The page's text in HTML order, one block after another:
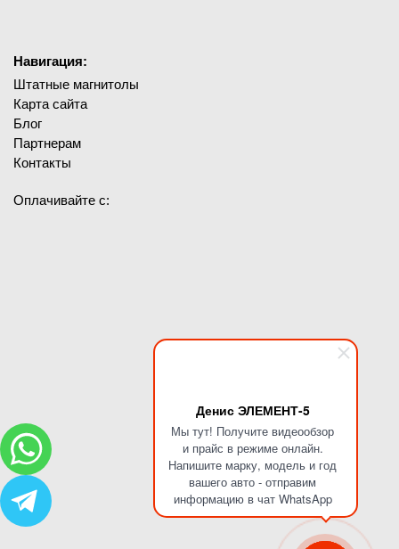
Денис ЭЛЕМЕНТ-5
Мы тут! Получите видеообзор
и прайс в режиме онлайн.
Напишите марку, модель и год
вашего авто - отправим
информацию в чат WhatsApp
Навигация:
Штатные магнитолы
Карта сайта
Блог
Партнерам
Контакты
Оплачивайте с: